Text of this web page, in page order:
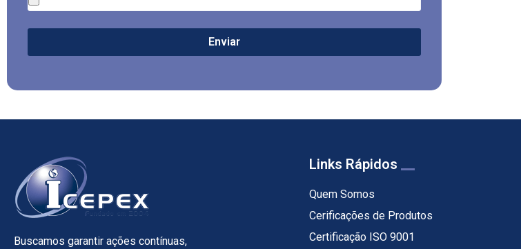
Enviar
Buscamos garantir ações contínuas,
Links Rápidos
Quem Somos
Cerificações de Produtos
Certificação ISO 9001